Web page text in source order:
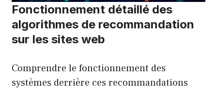
Fonctionnement détaillé des
algorithmes de recommandation
sur les sites web
Comprendre le fonctionnement des
systèmes derrière ces recommandations